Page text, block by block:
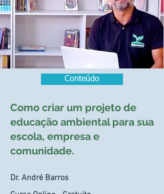
Conteúdo
Como criar um projeto de
educação ambiental para sua
escola, empresa e
comunidade.
Dr. André Barros